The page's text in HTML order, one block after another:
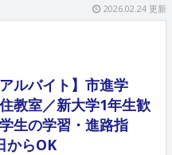
2026.02.24 更新
アルバイト】市進学
教室／新大学1年生歓
生の学習・進路指
からOK